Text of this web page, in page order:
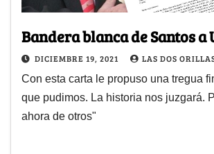
Bandera blanca de Santos a
DICIEMBRE 19, 2021 LAS DOS
Con esta carta le propuso una tregua
que pudimos. La historia nos juzgará.
ahora de otros"